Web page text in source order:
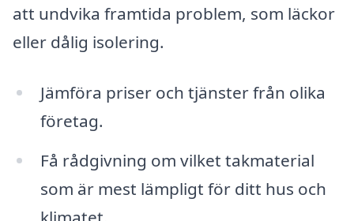
att undvika framtida problem, som läckor
eller dålig isolering.
Jämföra priser och tjänster från olika
företag.
Få rådgivning om vilket takmaterial
som är mest lämpligt för ditt hus och